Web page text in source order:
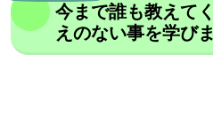
今まで誰も教えて
えのない事を学び